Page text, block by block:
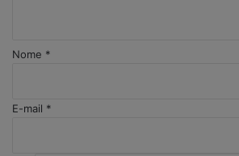
*
Nome *
E-mail *